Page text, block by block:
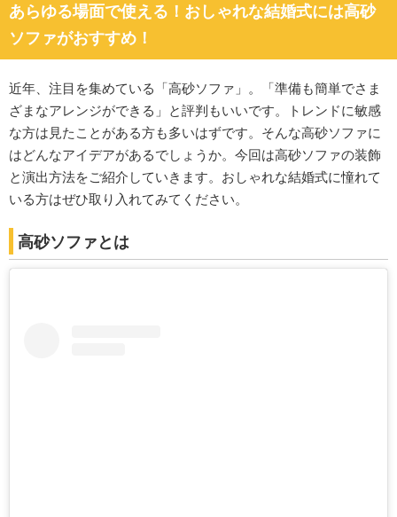
あらゆる場面で使える！おしゃれな結婚式には高砂
ソファがおすすめ！
近年、注目を集めている「高砂ソファ」。「準備も簡単でさま
ざまなアレンジができる」と評判もいいです。トレンドに敏感
な方は見たことがある方も多いはずです。そんな高砂ソファに
はどんなアイデアがあるでしょうか。今回は高砂ソファの装飾
と演出方法をご紹介していきます。おしゃれな結婚式に憧れて
いる方はぜひ取り入れてみてください。
高砂ソファとは